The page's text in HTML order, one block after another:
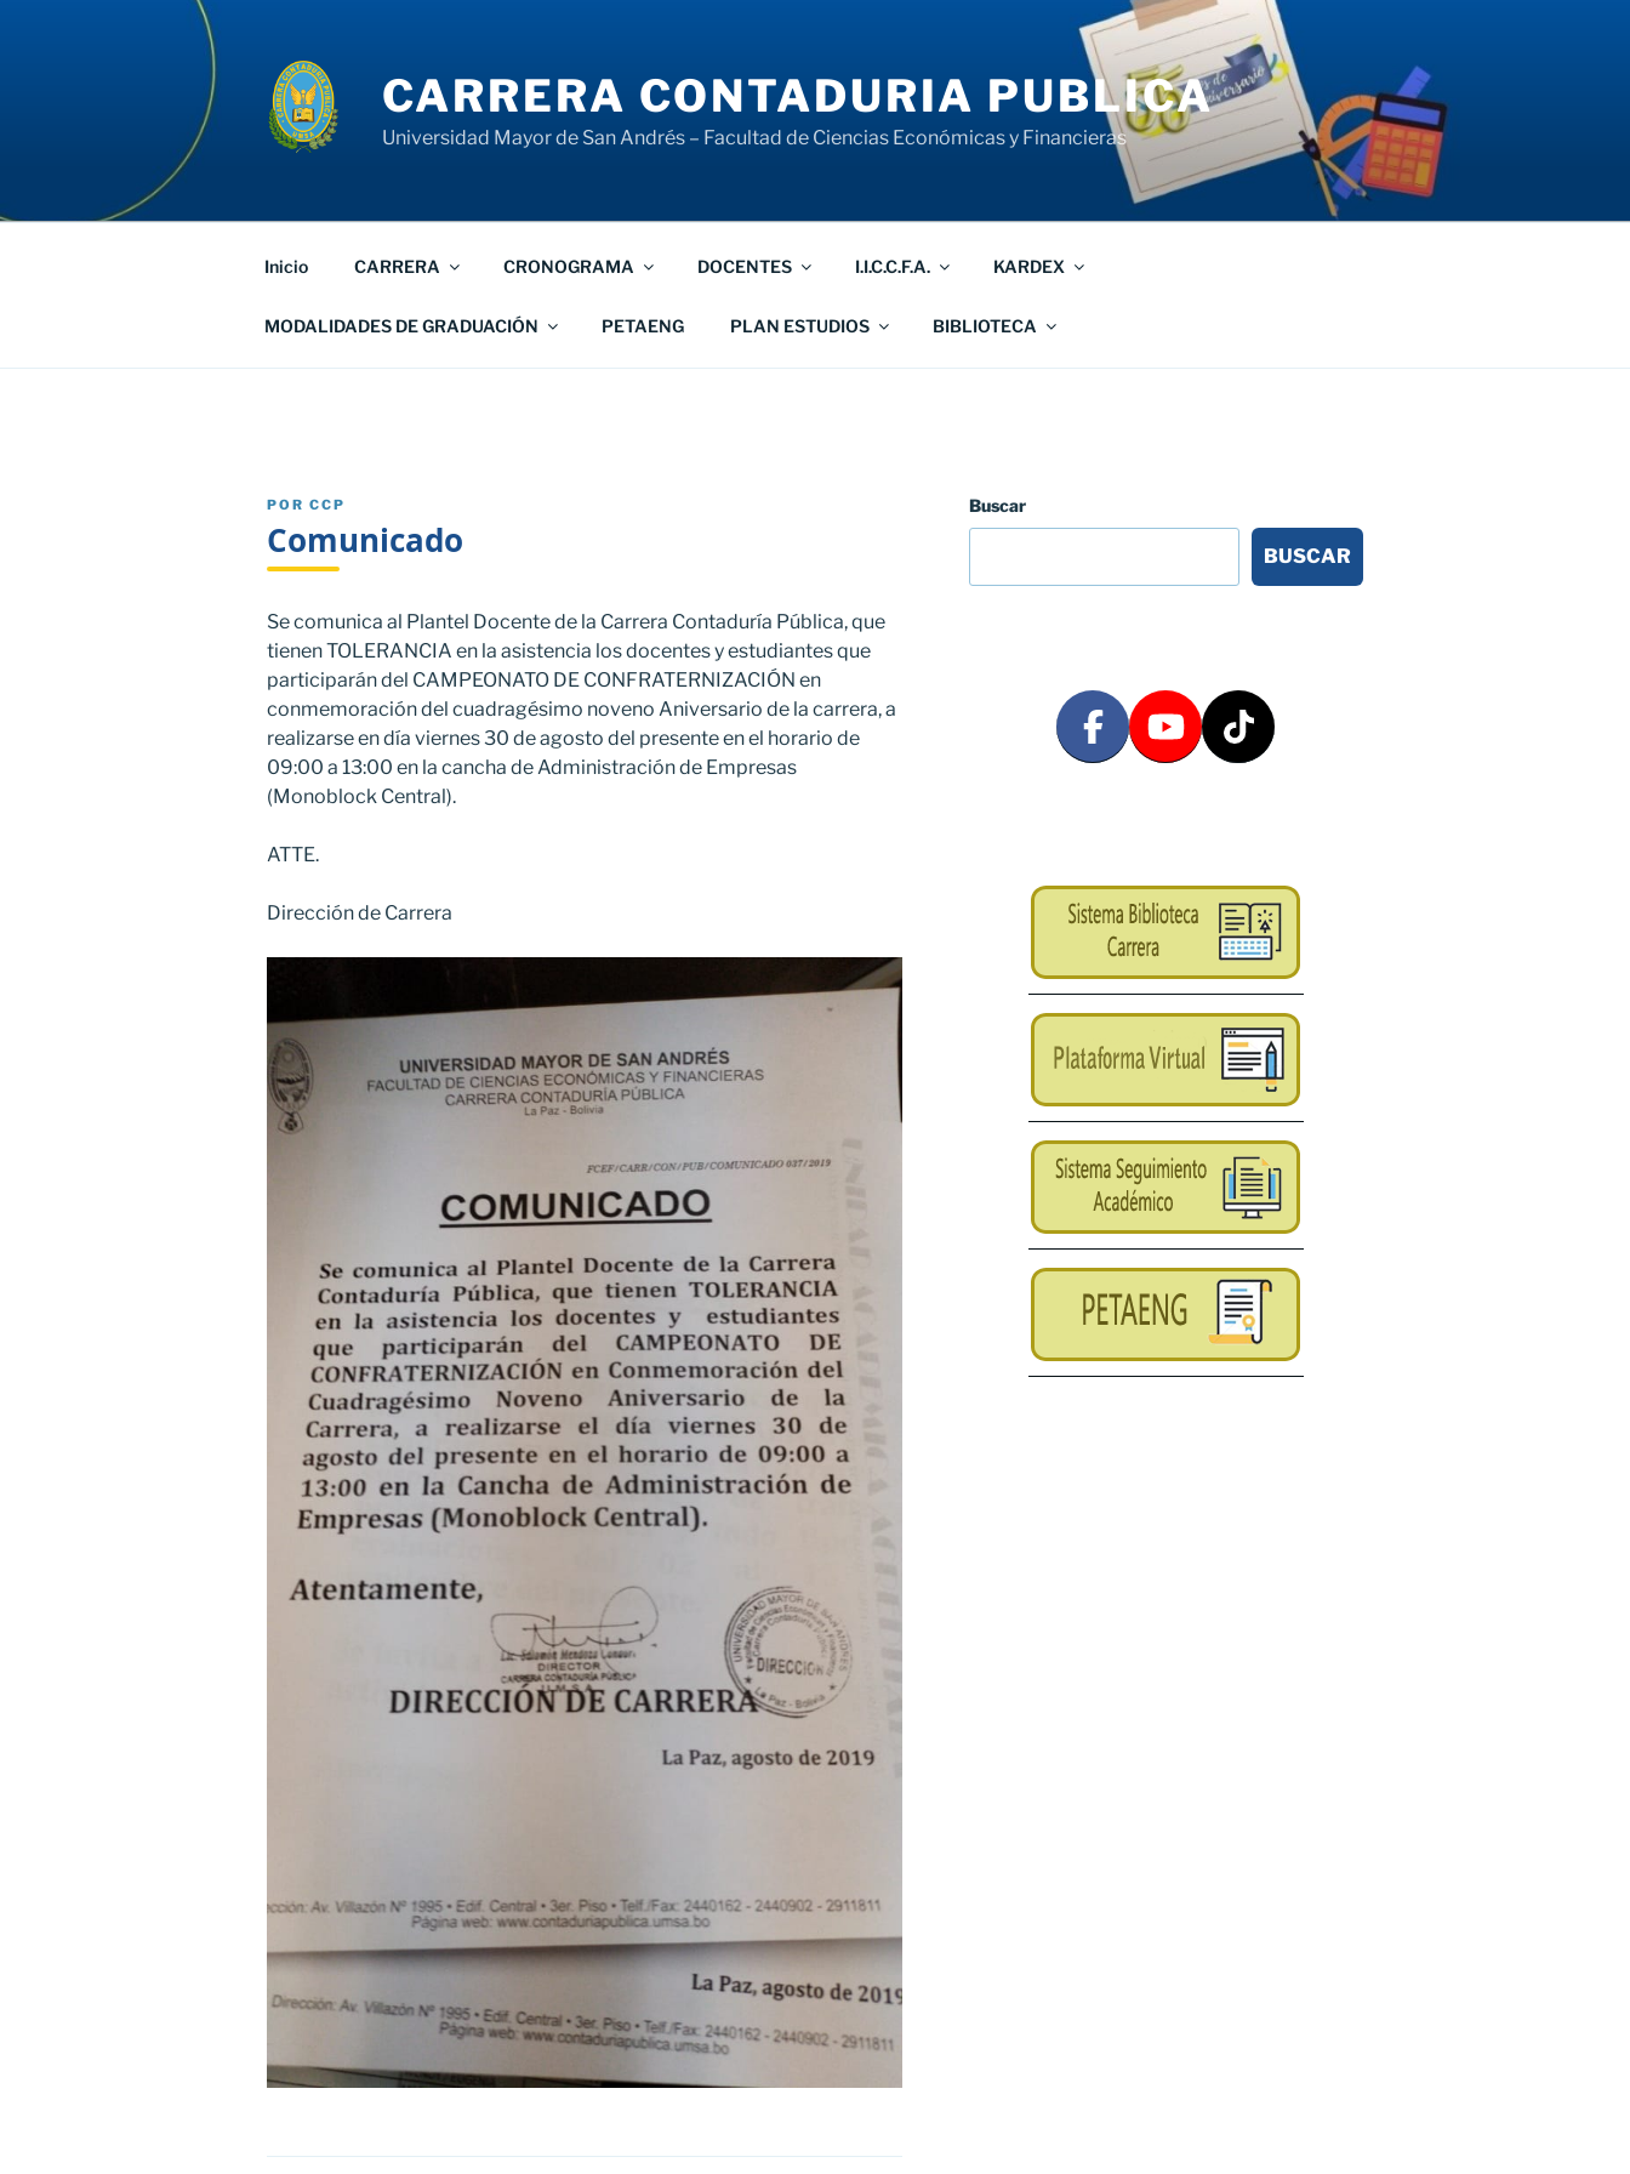
CARRERA CONTADURIA PUBLICA
Universidad Mayor de San Andrés – Facultad de Ciencias Económicas y Financieras
Inicio CARRERA CRONOGRAMA DOCENTES I.I.C.C.F.A. KARDEX
MODALIDADES DE GRADUACIÓN PETAENG PLAN ESTUDIOS BIBLIOTECA
PUBLICADO
POR CCP
Comunicado
Se comunica al Plantel Docente de la Carrera Contaduría Pública, que
tienen TOLERANCIA en la asistencia los docentes y estudiantes que
participarán del CAMPEONATO DE CONFRATERNIZACIÓN en
conmemoración del cuadragésimo noveno Aniversario de la carrera, a
realizarse en día viernes 30 de agosto del presente en el horario de
09:00 a 13:00 en la cancha de Administración de Empresas
(Monoblock Central).
ATTE.
Dirección de Carrera
Buscar
BUSCAR